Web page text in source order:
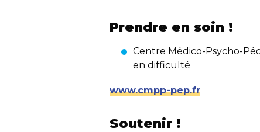
Prendre en soin !
Centre Médico-Psycho-
en difficulté
www.cmpp-pep.fr
Soutenir !